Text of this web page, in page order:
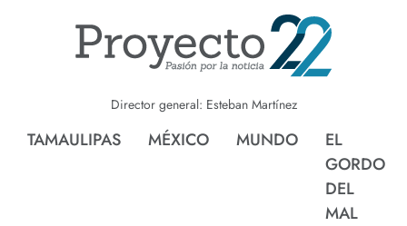
Director general: Esteban Martínez
TAMAULIPAS MÉXICO MUNDO
EL
GORDO
DEL
MAL